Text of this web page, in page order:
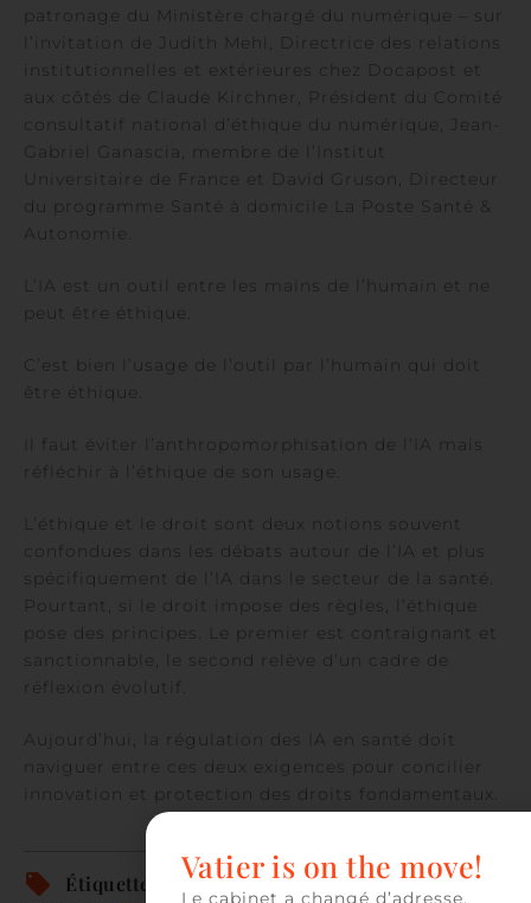
patronage du Ministère chargé du numérique – sur
l’invitation de Judith Mehl, Directrice des relations
institutionnelles et extérieures chez Docapost et
aux côtés de Claude Kirchner, Président du Comité
consultatif national d’éthique du numérique, Jean-
Gabriel Ganascia, membre de l’Institut
Universitaire de France et David Gruson, Directeur
du programme Santé à domicile La Poste Santé &
Autonomie.
L’IA est un outil entre les mains de l’humain et ne
peut être éthique.
C’est bien l’usage de l’outil par l’humain qui doit
être éthique.
Il faut éviter l’anthropomorphisation de l’IA mais
réfléchir à l’éthique de son usage.
L’éthique et le droit sont deux notions souvent
confondues dans les débats autour de l’IA et plus
spécifiquement de l’IA dans le secteur de la santé.
Pourtant, si le droit impose des règles, l’éthique
pose des principes. Le premier est contraignant et
sanctionnable, le second relève d’un cadre de
réflexion évolutif.
Aujourd’hui, la régulation des IA en santé doit
naviguer entre ces deux exigences pour concilier
innovation et protection des droits fondamentaux.
Étiquettes : Santé
Vatier is on the move!
Le cabinet a changé d’adresse.